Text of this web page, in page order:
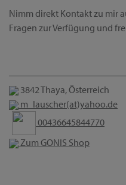
Nimm direkt Kontakt zu mir
Fragen zur Verfügung und
3842 Thaya, Österreich
m_lauscher(at)yahoo.de
00436645844770
Zum GONIS Shop